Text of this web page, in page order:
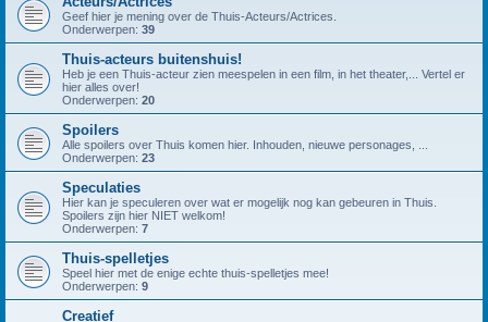
Geef hier je mening over de Thuis-Acteurs/Actrices.
Onderwerpen: 39
Thuis-acteurs buitenshuis!
Heb je een Thuis-acteur zien meespelen in een film, in het theater,... Vertel er
hier alles over!
Onderwerpen: 20
Spoilers
Alle spoilers over Thuis komen hier. Inhouden, nieuwe personages, ...
Onderwerpen: 23
Speculaties
Hier kan je speculeren over wat er mogelijk nog kan gebeuren in Thuis.
Spoilers zijn hier NIET welkom!
Onderwerpen: 7
Thuis-spelletjes
Speel hier met de enige echte thuis-spelletjes mee!
Onderwerpen: 9
Creatief